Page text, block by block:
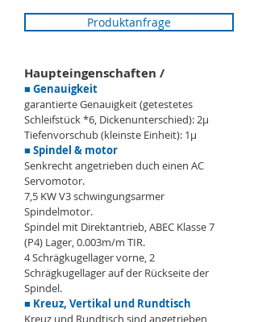
Produktanfrage
Haupteingenschaften /
■ Genauigkeit
garantierte Genauigkeit (getestetes
Schleifstück *6, Dickenunterschied): 2μ
Tiefenvorschub (kleinste Einheit): 1μ
■ Spindel & motor
Senkrecht angetrieben duch einen AC
Servomotor.
7,5 KW V3 schwingungsarmer
Spindelmotor.
Spindel mit Direktantrieb, ABEC Klasse 7
(P4) Lager, 0.003m/m TIR.
4 Schrägkugellager vorne, 2
Schrägkugellager auf der Rückseite der
Spindel.
■ Kreuz, Vertikal und Rundtisch
Kreuz und Rundtisch sind angetrieben